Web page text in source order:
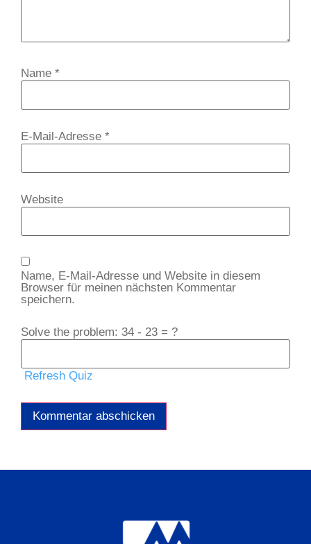
Name *
E-Mail-Adresse *
Website
Name, E-Mail-Adresse und Website in diesem
Browser für meinen nächsten Kommentar
speichern.
Solve the problem: 34 - 23 = ?
Refresh Quiz